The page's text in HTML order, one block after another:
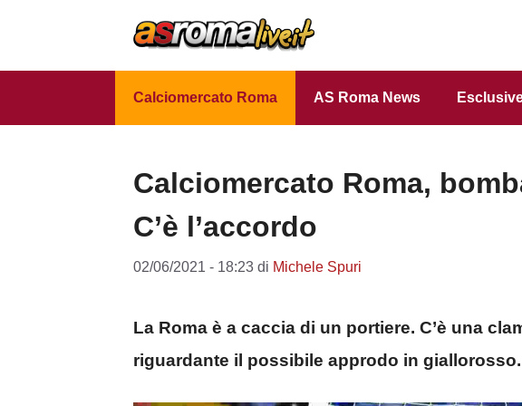
Calciomercato Roma AS Roma News
Calciomercato Roma,
C’è l’accordo
02/06/2021 - 18:23 di Michele Spuri
La Roma è a caccia di un portiere. C’è una
riguardante il possibile approdo in giallorosso.